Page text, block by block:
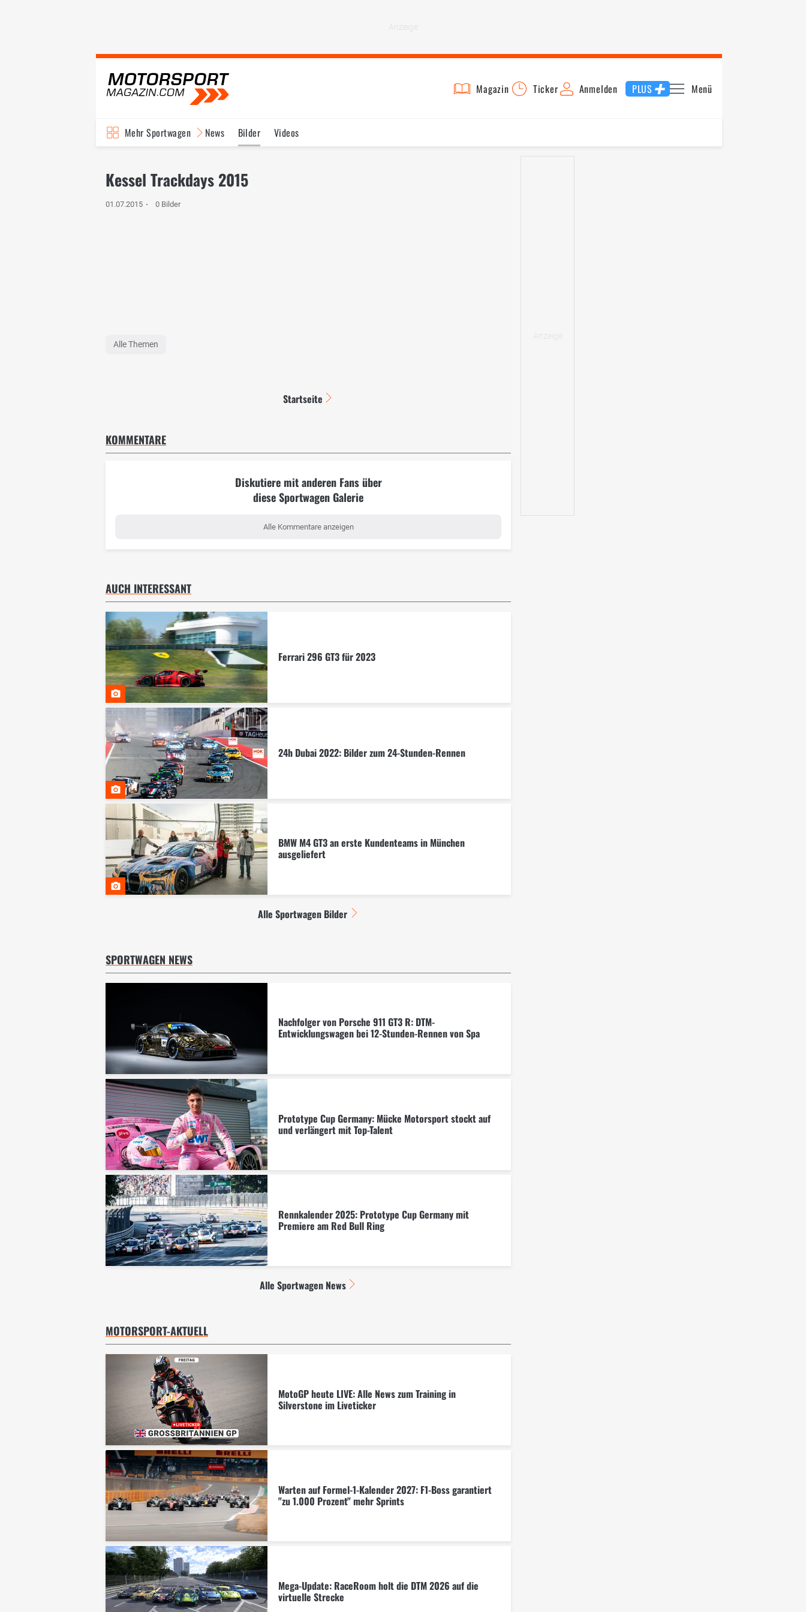
Magazin Ticker Anmelden PLUS Menü
Mehr Sportwagen News Bilder Videos
Kessel Trackdays 2015
01.07.2015 0 Bilder
Alle Themen
Startseite
KOMMENTARE
Diskutiere mit anderen Fans über
diese Sportwagen Galerie
Alle Kommentare anzeigen
AUCH INTERESSANT
Ferrari 296 GT3 für 2023
24h Dubai 2022: Bilder zum 24-Stunden-Rennen
BMW M4 GT3 an erste Kundenteams in München
ausgeliefert
Alle Sportwagen Bilder
SPORTWAGEN NEWS
Nachfolger von Porsche 911 GT3 R: DTM-
Entwicklungswagen bei 12-Stunden-Rennen von Spa
Prototype Cup Germany: Mücke Motorsport stockt auf
und verlängert mit Top-Talent
Rennkalender 2025: Prototype Cup Germany mit
Premiere am Red Bull Ring
Alle Sportwagen News
MOTORSPORT-AKTUELL
MotoGP heute LIVE: Alle News zum Training in
Silverstone im Liveticker
Warten auf Formel-1-Kalender 2027: F1-Boss garantiert
"zu 1.000 Prozent" mehr Sprints
Mega-Update: RaceRoom holt die DTM 2026 auf die
virtuelle Strecke